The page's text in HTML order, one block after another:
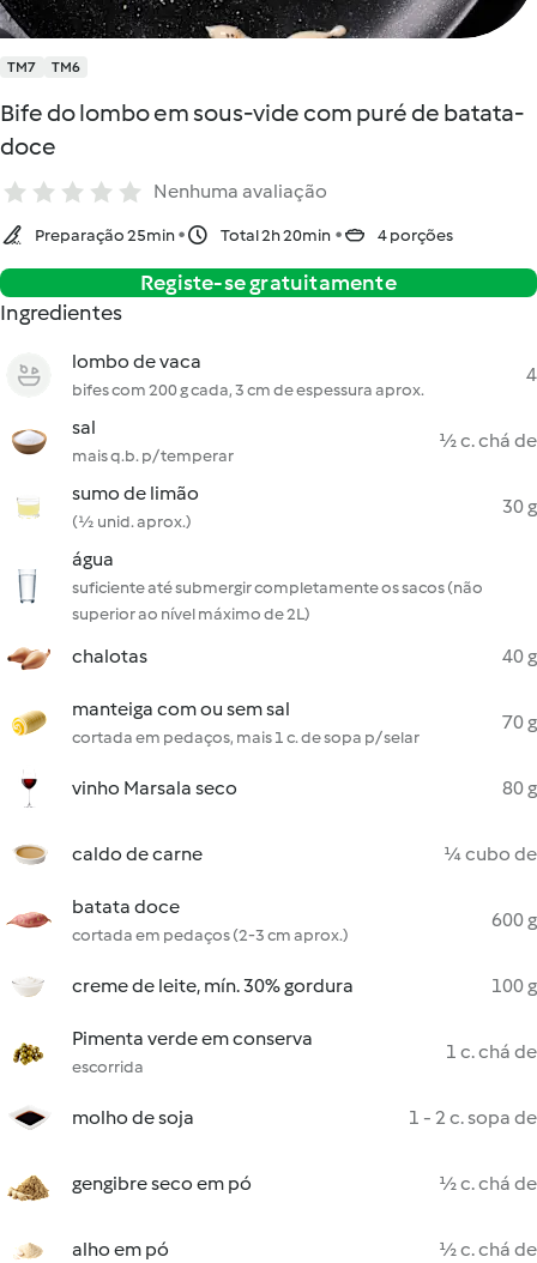
TM7 TM6
Bife do lombo em sous-vide com puré de batata-
doce
Nenhuma avaliação
Preparação 25min Total 2h 20min 4 porções
Registe-se gratuitamente
Ingredientes
lombo de vaca
bifes com 200 g cada, 3 cm de espessura aprox.
4
sal
mais q.b. p/ temperar
½ c. chá de
sumo de limão
(½ unid. aprox.)
30 g
água
suficiente até submergir completamente os sacos (não
superior ao nível máximo de 2L)
chalotas 40 g
manteiga com ou sem sal
cortada em pedaços, mais 1 c. de sopa p/ selar
70 g
vinho Marsala seco 80 g
caldo de carne ¼ cubo de
batata doce
cortada em pedaços (2-3 cm aprox.)
600 g
creme de leite, mín. 30% gordura 100 g
Pimenta verde em conserva
escorrida
1 c. chá de
molho de soja 1 - 2 c. sopa de
gengibre seco em pó ½ c. chá de
alho em pó ½ c. chá de